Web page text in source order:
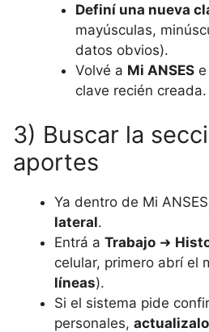
Definí una nueva
mayúsculas,
datos obvios).
Volvé a Mi ANSESe
clave recién creada.
3) Buscar la
aportes
Ya dentro de Mi
lateral.
Entrá a Trabajo ➜
celular, primero abrí el
líneas).
Si el sistema pide
personales,